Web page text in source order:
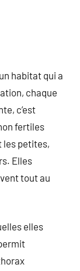
habitat qui a
chaque
c’est
fertiles
les petites,
Elles
tout au
elles